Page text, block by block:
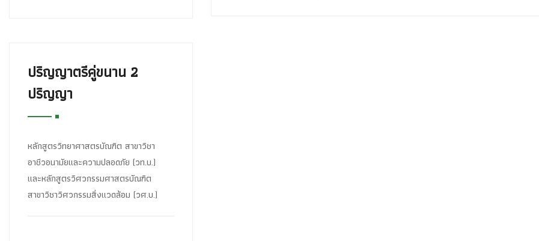
ปริญญาตรีคู่ขนาน 2
ปริญญา
หลักสูตรวิทยาศาสตรบัณฑิต สาขาวิชา
อาชีวอนามัยและความปลอดภัย (วท.บ.)
และหลักสูตรวิศวกรรมศาสตรบัณฑิต
สาขาวิชาวิศวกรรมสิ่งแวดล้อม (วศ.บ.)